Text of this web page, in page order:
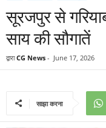
सूरजपुर से
साय की सौगातें
द्वारा CG News - June 17, 2026
साझा करना